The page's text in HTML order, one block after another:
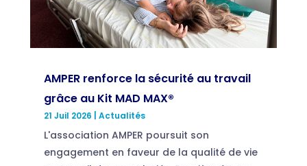
AMPER renforce la sécurité au travail
grâce au Kit MAD MAX®
21 Juil 2026 Actualités
L'association AMPER poursuit son
engagement en faveur de la qualité de vie